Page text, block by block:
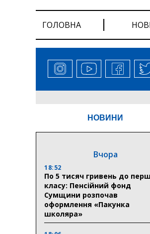
ГОЛОВНА
НОВИНИ
Вчора
18:52
По 5 тисяч гривень до
класу: Пенсійний фонд
Сумщини розпочав
оформлення «Пакунка
школяра»